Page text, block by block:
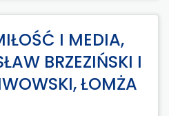
I MEDIA,
BRZEZIŃSKI I
ŁOMŻA